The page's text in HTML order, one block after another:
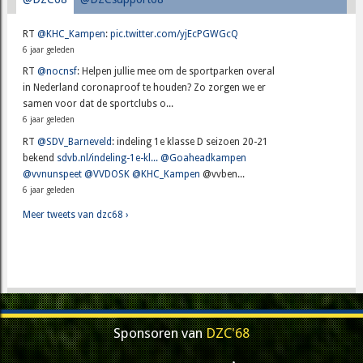
RT@KHC_Kampen:pic.twitter.com/yjEcPGWGcQ
6 jaar geleden
RT@nocnsf: Helpen jullie mee om de sportparken overal
in Nederland coronaproof te houden? Zo zorgen we er
samen voor dat de sportclubs o...
6 jaar geleden
RT@SDV_Barneveld : indeling 1e klasse D seizoen 20-21
bekend sdvb.nl/indeling-1e-kl... @Goaheadkampen
@vvnunspeet @VVDOSK @KHC_Kampen @vvben...
6 jaar geleden
Meer tweets van dzc68 ›
Sponsoren vanDZC'68